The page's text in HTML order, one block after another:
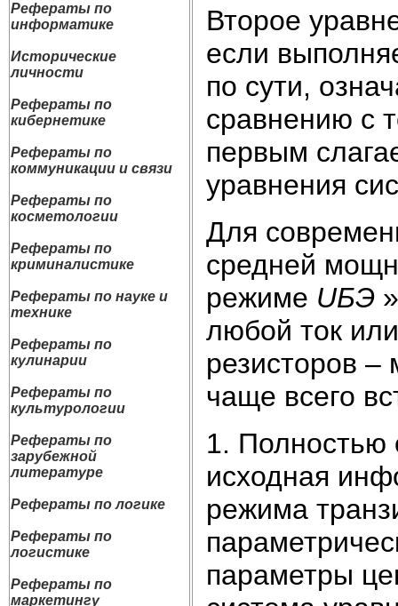
Рефераты по
информатике
Исторические
личности
Рефераты по
кибернетике
Рефераты по
коммуникации и связи
Рефераты по
косметологии
Рефераты по
криминалистике
Рефераты по науке и
технике
Рефераты по
кулинарии
Рефераты по
культурологии
Рефераты по
зарубежной
литературе
Рефераты по логике
Рефераты по
логистике
Рефераты по
маркетингу
Второе
если
по сути,
сравнению с
первым
уравнения
Для
средней
режиме UБЭ
любой ток
резисторов –
чаще всего
1. Полностью
исходная
режима
параметры